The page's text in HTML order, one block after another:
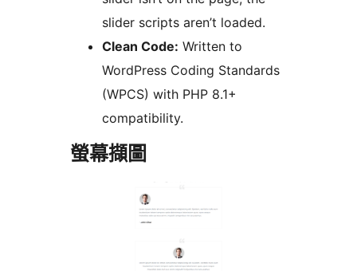
slider scripts aren’t loaded.
Clean Code: Written to
WordPress Coding Standards
(WPCS) with PHP 8.1+
compatibility.
螢幕擷圖